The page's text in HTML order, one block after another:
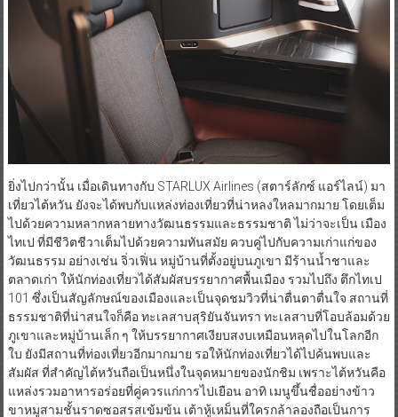
ยิ่งไปกว่านั้น เมื่อเดินทางกับ STARLUX Airlines (สตาร์ลักซ์ แอร์ไลน์) มา
เที่ยวไต้หวัน ยังจะได้พบกับแหล่งท่องเที่ยวที่น่าหลงใหลมากมาย โดยเต็ม
ไปด้วยความหลากหลายทางวัฒนธรรมและธรรมชาติ ไม่ว่าจะเป็น เมือง
ไทเป ที่มีชีวิตชีวาเต็มไปด้วยความทันสมัย ควบคู่ไปกับความเก่าแก่ของ
วัฒนธรรม อย่างเช่น จิ่วเฟิ่น หมู่บ้านที่ตั้งอยู่บนภูเขา มีร้านน้ำชาและ
ตลาดเก่า ให้นักท่องเที่ยวได้สัมผัสบรรยากาศพื้นเมือง รวมไปถึง ตึกไทเป
101 ซึ่งเป็นสัญลักษณ์ของเมืองและเป็นจุดชมวิวที่น่าตื่นตาตื่นใจ สถานที่
ธรรมชาติที่น่าสนใจก็คือ ทะเลสาบสุริยันจันทรา ทะเลสาบที่โอบล้อมด้วย
ภูเขาและหมู่บ้านเล็ก ๆ ให้บรรยากาศเงียบสงบเหมือนหลุดไปในโลกอีก
ใบ ยังมีสถานที่ท่องเที่ยวอีกมากมาย รอให้นักท่องเที่ยวได้ไปค้นพบและ
สัมผัส ที่สำคัญไต้หวันถือเป็นหนึ่งในจุดหมายของนักชิม เพราะไต้หวันคือ
แหล่งรวมอาหารอร่อยที่คู่ควรแก่การไปเยือน อาทิ เมนูขึ้นชื่ออย่างข้าว
ขาหมูสามชั้นราดซอสรสเข้มข้น เต้าหู้เหม็นที่ใครกล้าลองถือเป็นการ